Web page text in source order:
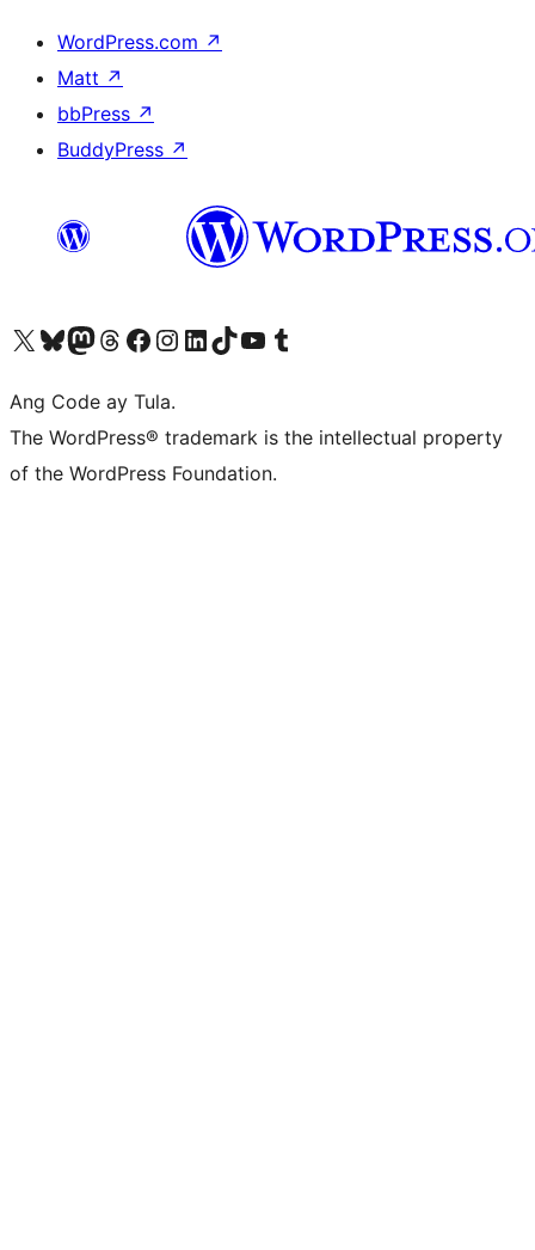
WordPress.com ↗
Matt ↗
bbPress ↗
BuddyPress ↗
Visit our X (formerly Twitter) account
Bisitahin ang aming Bluesky account
Visit our Mastodon account
Bisitahin ang aming Threads account
Visit our Facebook page
Visit our Instagram account
Visit our LinkedIn account
Bisitahin ang aming TikTok account
Visit our YouTube channel
Bisitahin ang aming Tumblr account
Ang Code ay Tula.
The WordPress® trademark is the intellectual property
of the WordPress Foundation.